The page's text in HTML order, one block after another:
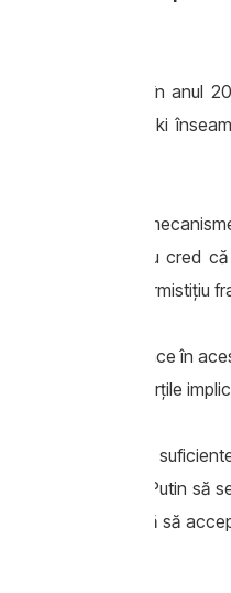
formulă de pace în anul
lui Volodimir Zelenski
pace nu presupun
Ucrainei, nu cred
existe cumva un armistițiu
ce înseamnă pace în
pentru toate părțile
cred că vor exista
să-l forțeze pe Putin să
ucraineană să